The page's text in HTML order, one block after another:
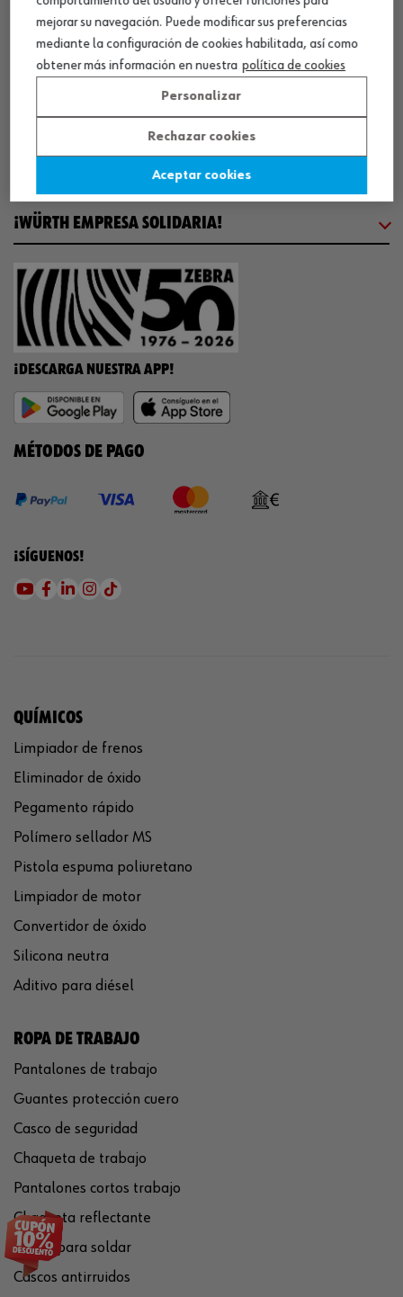
COMUNICACIÓN
NUESTROS CERTIFICADOS
¡WÜRTH EMPRESA SOLIDARIA!
¡DESCARGA NUESTRA APP!
MÉTODOS DE PAGO
¡SÍGUENOS!
QUÍMICOS
Limpiador de frenos
Eliminador de óxido
Pegamento rápido
Polímero sellador MS
Pistola espuma poliuretano
Limpiador de motor
Convertidor de óxido
Silicona neutra
Aditivo para diésel
ROPA DE TRABAJO
Pantalones de trabajo
Guantes protección cuero
Casco de seguridad
Chaqueta de trabajo
Pantalones cortos trabajo
Chaqueta reflectante
Gafas para soldar
Cascos antirruidos
mejorar su navegación. Puede modificar sus preferencias
mediante la configuración de cookies habilitada, así como
obtener más información en nuestra política de cookies
Personalizar
Rechazar cookies
Aceptar cookies